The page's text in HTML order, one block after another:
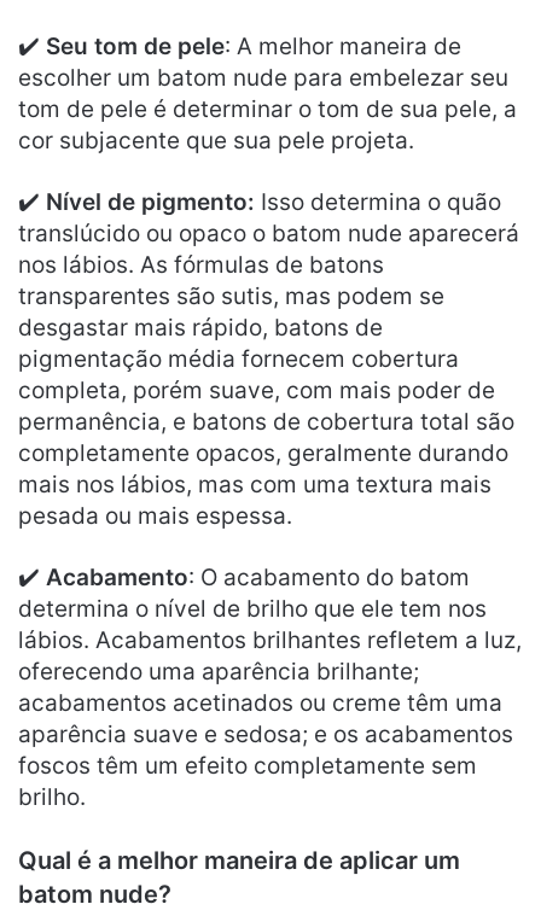
✔️ Seu tom de pele: A melhor maneira de
escolher um batom nude para embelezar seu
tom de pele é determinar o tom de sua pele, a
cor subjacente que sua pele projeta.
✔️ Nível de pigmento: Isso determina o quão
translúcido ou opaco o batom nude aparecerá
nos lábios. As fórmulas de batons
transparentes são sutis, mas podem se
desgastar mais rápido, batons de
pigmentação média fornecem cobertura
completa, porém suave, com mais poder de
permanência, e batons de cobertura total são
completamente opacos, geralmente durando
mais nos lábios, mas com uma textura mais
pesada ou mais espessa.
✔️ Acabamento: O acabamento do batom
determina o nível de brilho que ele tem nos
lábios. Acabamentos brilhantes refletem a luz,
oferecendo uma aparência brilhante;
acabamentos acetinados ou creme têm uma
aparência suave e sedosa; e os acabamentos
foscos têm um efeito completamente sem
brilho.
Qual é a melhor maneira de aplicar um
batom nude?